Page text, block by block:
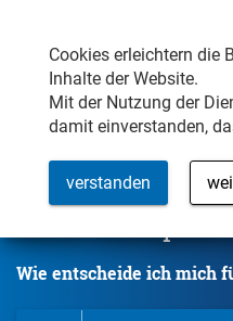
Cookies erleichtern die
Inhalte der Website.
Mit der Nutzung der
damit einverstanden,
verstanden
Wählen Sie den Whirlpool
Wie entscheide ich mich